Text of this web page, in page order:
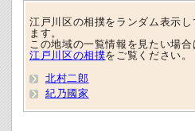
江戸川区の相撲をランダム表示し
ます。
この地域の一覧情報を見たい場合
江戸川区の相撲をご覧ください。
北村二郎
紀乃國家